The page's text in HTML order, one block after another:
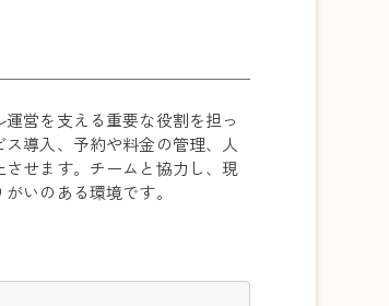
営を支える重要な役割を担っ
導入、予約や料金の管理、人
せます。チームと協力し、現
いのある環境です。